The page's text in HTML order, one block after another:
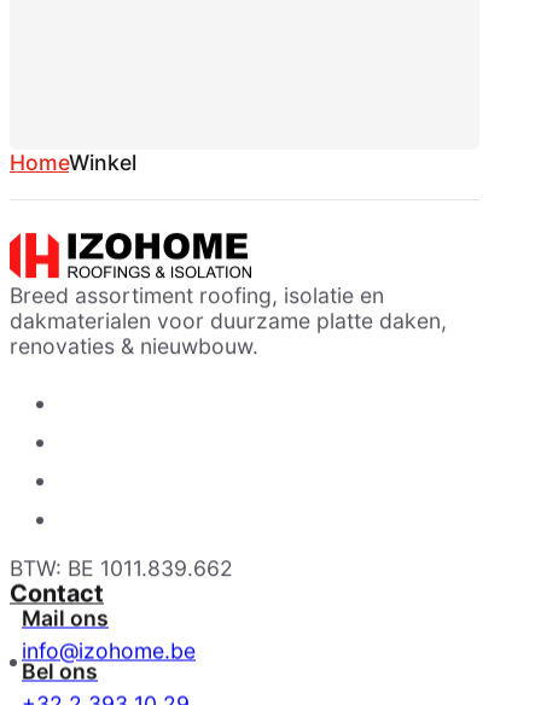
HomeWinkel
Breed assortiment roofing, isolatie en
dakmaterialen voor duurzame platte daken,
renovaties & nieuwbouw.
BTW: BE 1011.839.662
Contact
Mail ons
info@izohome.be
Bel ons